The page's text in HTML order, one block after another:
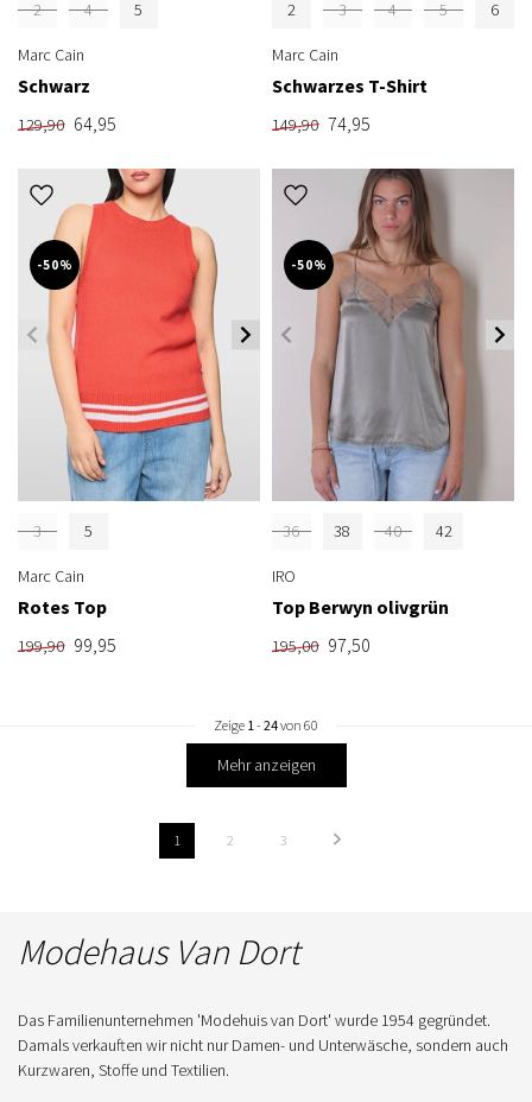
2 4 5
Marc Cain
Schwarz
129,90 64,95
2 3 4 5 6
Marc Cain
Schwarzes T-Shirt
149,90 74,95
-50%
3 5
Marc Cain
Rotes Top
199,90 99,95
-50%
36 38 40 42
IRO
Top Berwyn olivgrün
195,00 97,50
Zeige 1 - 24von 60
Mehr anzeigen
1 2 3
Modehaus Van Dort
Das Familienunternehmen 'Modehuis van Dort' wurde 1954 gegründet.
Damals verkauften wir nicht nur Damen- und Unterwäsche, sondern auch
Kurzwaren, Stoffe und Textilien.